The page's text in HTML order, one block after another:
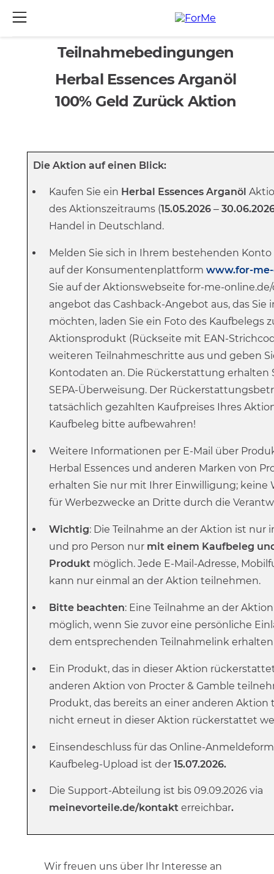
Teilnahmebedingungen
Herbal Essences Arganöl
100% Geld Zurück Aktion
Die Aktion auf einen Blick:
Kaufen Sie ein Herbal Essences Arganöl
des Aktionszeitraums (15.05.2026 –
Handel in Deutschland.
Melden Sie sich in Ihrem bestehenden
auf der Konsumentenplattformwww.for-
Sie auf der Aktionswebseite for-me-
angebot das Cashback-Angebot aus, das
möchten, laden Sie ein Foto des Kaufbelegs
Aktionsprodukt (Rückseite mit EAN-
weiteren Teilnahmeschritte aus und geben
Kontodaten an. Die Rückerstattung erhalten
SEPA-Überweisung. Der
tatsächlich gezahlten Kaufpreises Ihres
Kaufbeleg bitte aufbewahren!
Weitere Informationen per E-Mail über
Herbal Essences und anderen Marken von
erhalten Sie nur mit Ihrer Einwilligung; keine
für Werbezwecke an Dritte durch die
Wichtig: Die Teilnahme an der Aktion ist nur
und pro Person nur mit einem Kaufbeleg
Produkt möglich. Jede E-Mail-Adresse,
kann nur einmal an der Aktion teilnehmen.
Bitte beachten: Eine Teilnahme an der
möglich, wenn Sie zuvor eine persönliche
dem entsprechenden Teilnahmelink
Ein Produkt, das in dieser Aktion
anderen Aktion von Procter & Gamble
Produkt, das bereits an einer anderen
nicht erneut in dieser Aktion rückerstattet
Einsendeschluss für das Online-
Kaufbeleg-Upload ist der15.07.2026.
Die Support-Abteilung ist bis 09.09.2026 via
meinevorteile.de/kontakterreichbar.
Wir freuen uns über Ihr Interesse an